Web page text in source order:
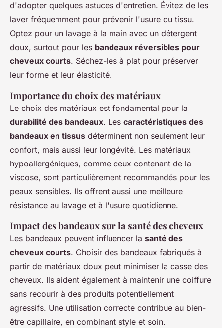
d'adopter quelques astuces d'entretien. Évitez de les
laver fréquemment pour prévenir l'usure du tissu.
Optez pour un lavage à la main avec un détergent
doux, surtout pour les bandeaux réversibles pour
cheveux courts. Séchez-les à plat pour préserver
leur forme et leur élasticité.
Importance du choix des matériaux
Le choix des matériaux est fondamental pour la
durabilité des bandeaux. Les caractéristiques des
bandeaux en tissus déterminent non seulement leur
confort, mais aussi leur longévité. Les matériaux
hypoallergéniques, comme ceux contenant de la
viscose, sont particulièrement recommandés pour les
peaux sensibles. Ils offrent aussi une meilleure
résistance au lavage et à l'usure quotidienne.
Impact des bandeaux sur la santé des cheveux
Les bandeaux peuvent influencer la santé des
cheveux courts. Choisir des bandeaux fabriqués à
partir de matériaux doux peut minimiser la casse des
cheveux. Ils aident également à maintenir une coiffure
sans recourir à des produits potentiellement
agressifs. Une utilisation correcte contribue au bien-
être capillaire, en combinant style et soin.